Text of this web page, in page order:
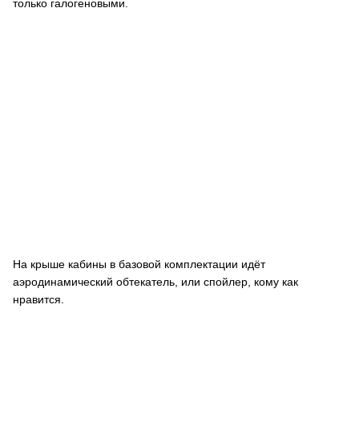
только галогеновыми.
На крыше кабины в базовой комплектации идёт
аэродинамический обтекатель, или спойлер, кому как
нравится.